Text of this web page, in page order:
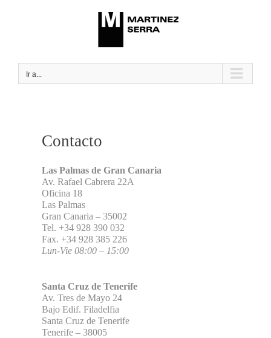
Ir a...
Contacto
Las Palmas de Gran Canaria
Av. Rafael Cabrera 22A
Oficina 18
Las Palmas
Gran Canaria – 35002
Tel. +34 928 390 032
Fax. +34 928 385 226
Lun-Vie 08:00 – 15:00
Santa Cruz de Tenerife
Av. Tres de Mayo 24
Bajo Edif. Filadelfia
Santa Cruz de Tenerife
Tenerife – 38005